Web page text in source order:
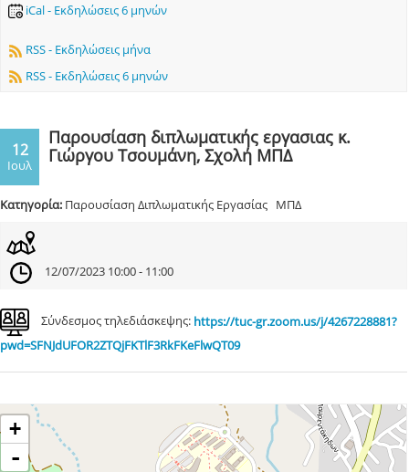
iCal - Εκδηλώσεις 6 μηνών
RSS - Εκδηλώσεις μήνα
RSS - Εκδηλώσεις 6 μηνών
12
Ιουλ
Παρουσίαση διπλωματικής εργασιας κ.
Γιώργου Τσουμάνη, Σχολή ΜΠΔ
Κατηγορία: Παρουσίαση Διπλωματικής Εργασίας ΜΠΔ
12/07/2023 10:00 - 11:00
Σύνδεσμος τηλεδιάσκεψης: https://tuc-gr.zoom.us/j/4267228881?
pwd=SFNJdUFOR2ZTQjFKTlF3RkFKeFlwQT09
+
-